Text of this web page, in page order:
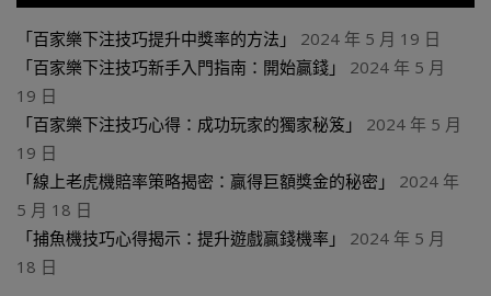
「百家樂下注技巧提升中獎率的方法」
2024 年 5 月 19 日
「百家樂下注技巧新手入門指南：開始贏錢」
2024 年 5 月
19 日
「百家樂下注技巧心得：成功玩家的獨家秘笈」
2024 年 5 月
19 日
「線上老虎機賠率策略揭密：贏得巨額獎金的秘密」
2024 年
5 月 18 日
「捕魚機技巧心得揭示：提升遊戲贏錢機率」
2024 年 5 月
18 日